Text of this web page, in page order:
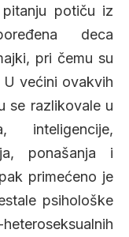
potiču iz
deca
pri čemu su
većini ovakvih
se razlikovale u
inteligencije,
ponašanja i
primećeno je
psihološke